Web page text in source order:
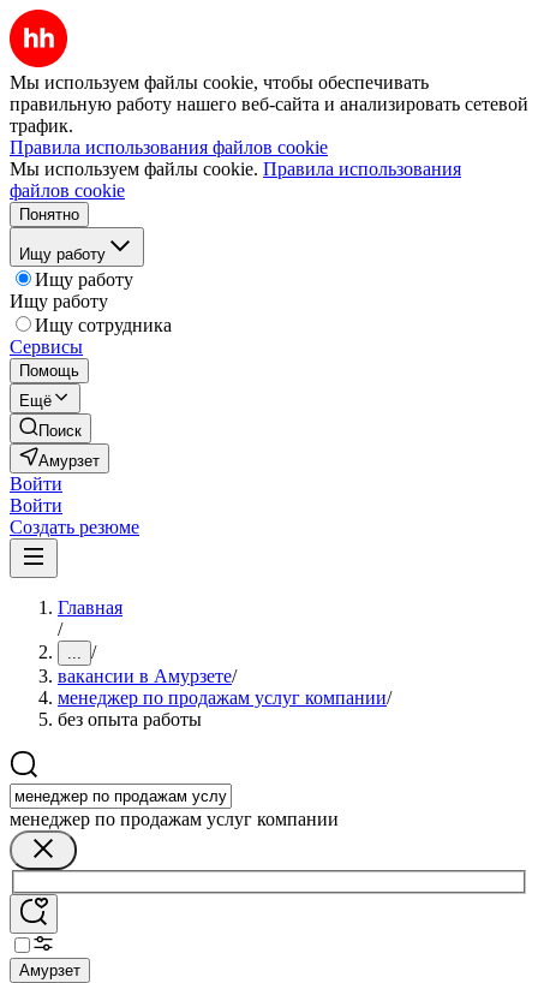
Мы используем файлы cookie, чтобы обеспечивать
правильную работу нашего веб-сайта и анализировать сетевой
трафик.
Правила использования файлов cookie
Мы используем файлы cookie. Правила использования
файлов cookie
Понятно
Ищу работу
Ищу работу
Ищу работу
Ищу сотрудника
Сервисы
Помощь
Ещё
Поиск
Амурзет
Войти
Войти
Создать резюме
Главная
/
... /
вакансии в Амурзете/
менеджер по продажам услуг компании/
без опыта работы
менеджер по продажам услуг компании
Амурзет